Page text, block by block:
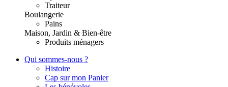
Traiteur
Boulangerie
Pains
Maison, Jardin & Bien-être
Produits ménagers
Qui sommes-nous ?
Histoire
Cap sur mon Panier